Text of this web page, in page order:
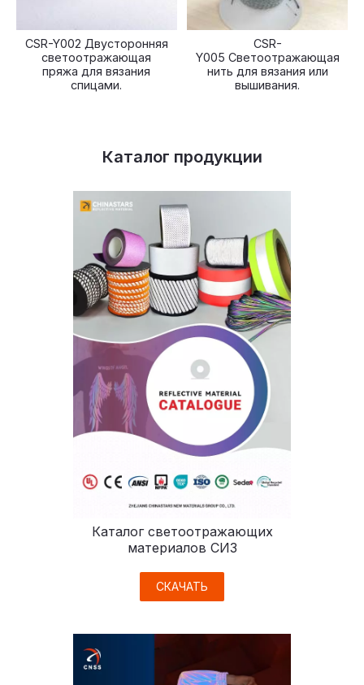
CSR-Y002 Двусторонняя
светоотражающая
пряжа для вязания
спицами.
CSR-
Y005 Светоотражающая
нить для вязания или
вышивания.
Каталог продукции
Каталог светоотражающих
материалов СИЗ
СКАЧАТЬ